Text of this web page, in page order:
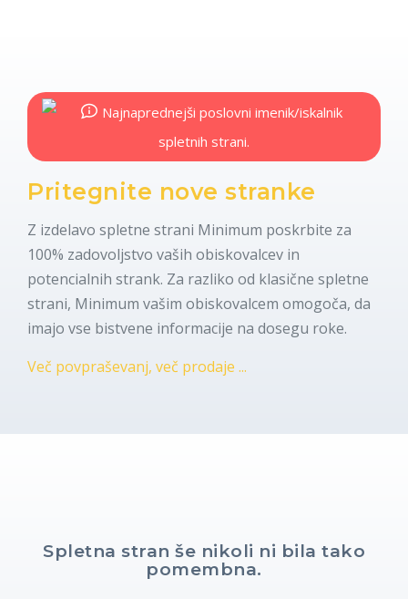
Pritegnite nove stranke
Z izdelavo spletne strani Minimum poskrbite za
100% zadovoljstvo vaših obiskovalcev in
potencialnih strank. Za razliko od klasične spletne
strani, Minimum vašim obiskovalcem omogoča, da
imajo vse bistvene informacije na dosegu roke.
Več povpraševanj, več prodaje ...
Spletna stran še nikoli ni bila tako
pomembna.